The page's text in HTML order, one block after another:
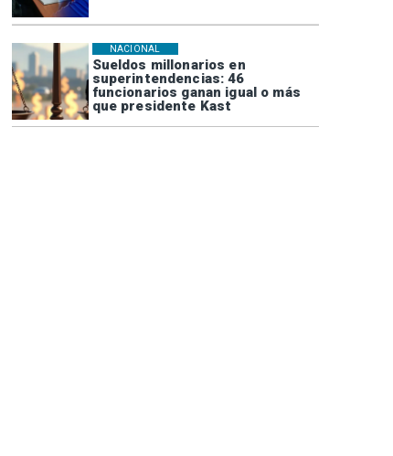
Sueldos millonarios en
superintendencias: 46
funcionarios ganan igual o más
que presidente Kast
NACIONAL